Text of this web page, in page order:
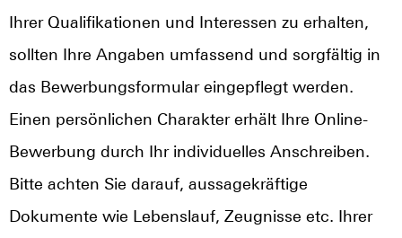
Ihrer Qualifikationen und Interessen zu erhalten,
sollten Ihre Angaben umfassend und sorgfältig in
das Bewerbungsformular eingepflegt werden.
Einen persönlichen Charakter erhält Ihre Online-
Bewerbung durch Ihr individuelles Anschreiben.
Bitte achten Sie darauf, aussagekräftige
Dokumente wie Lebenslauf, Zeugnisse etc. Ihrer